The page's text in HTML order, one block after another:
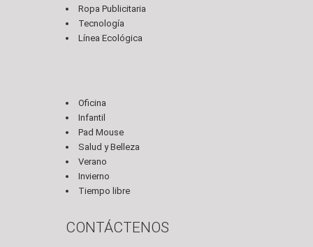
Ropa Publicitaria
Tecnología
Línea Ecológica
Oficina
Infantil
Pad Mouse
Salud y Belleza
Verano
Invierno
Tiempo libre
CONTÁCTENOS